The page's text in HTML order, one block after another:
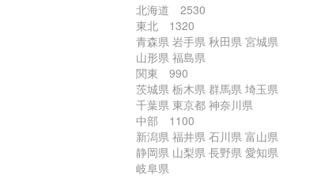
北海道 2530
東北 1320
青森県 岩手県 秋田県 宮城県
山形県 福島県
関東 990
茨城県 栃木県 群馬県 埼玉県
千葉県 東京都 神奈川県
中部 1100
新潟県 福井県 石川県 富山県
静岡県 山梨県 長野県 愛知県
岐阜県